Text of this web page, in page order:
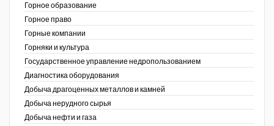
Горное образование
Горное право
Горные компании
Горняки и культура
Государственное управление недропользованием
Диагностика оборудования
Добыча драгоценных металлов и камней
Добыча нерудного сырья
Добыча нефти и газа
Стандарт качества
Уголь Кузбасса
Химагрегаты